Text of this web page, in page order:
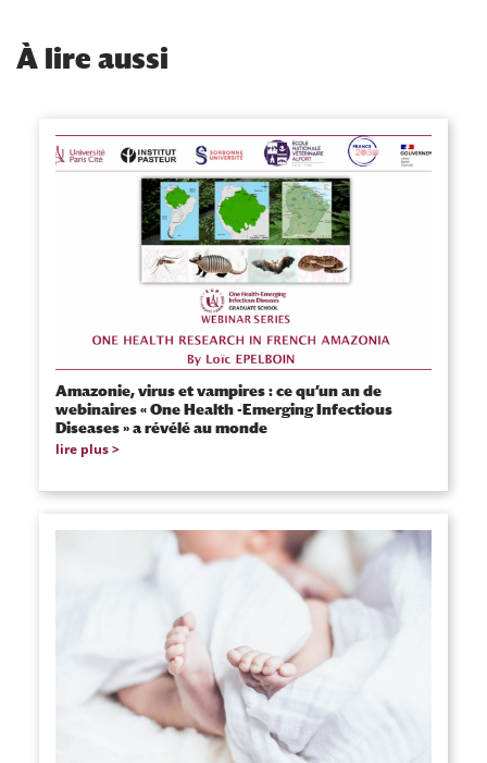
À lire aussi
Amazonie, virus et vampires : ce qu’un an de
webinaires « One Health -Emerging Infectious
Diseases » a révélé au monde
lire plus